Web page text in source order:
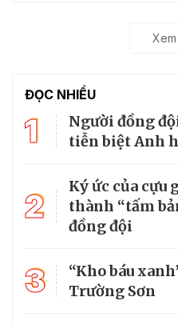
ĐỌC NHIỀU
1
Người đồng
tiễn biệt Anh
2
Ký ức của cựu
thành “tấm
đồng đội
3
“Kho báu
Trường Sơn